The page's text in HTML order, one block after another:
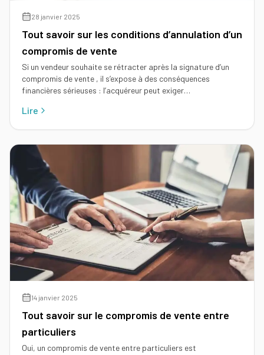
28 janvier 2025
Tout savoir sur les conditions d’annulation d’un
compromis de vente
Si un vendeur souhaite se rétracter après la signature d’un
compromis de vente , il s’expose à des conséquences
financières sérieuses : l’acquéreur peut exiger…
Lire
14 janvier 2025
Tout savoir sur le compromis de vente entre
particuliers
Oui, un compromis de vente entre particuliers est